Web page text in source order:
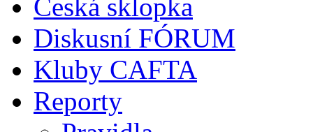
Česká sklopka
Diskusní FÓRUM
Kluby CAFTA
Reporty